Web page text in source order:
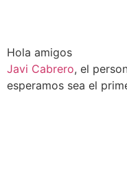
Hola amigos
Javi Cabrero, el
esperamos sea el